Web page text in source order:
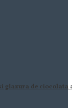
glazura de ciocolata